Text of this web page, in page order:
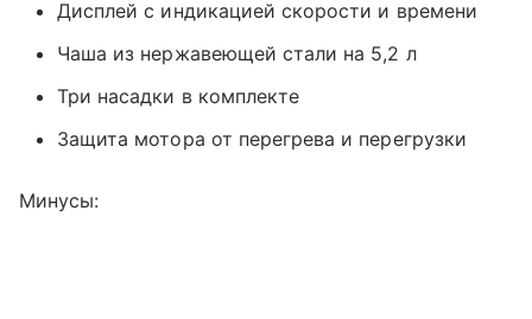
Дисплей с индикацией скорости и времени
Чаша из нержавеющей стали на 5,2 л
Три насадки в комплекте
Защита мотора от перегрева и перегрузки
Минусы: